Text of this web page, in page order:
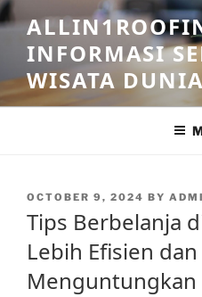
Skip
to
contentINFORMASI
WISATA
POSTED
ON
OCTOBER 9, 2024 BY
Tips Berbelanja
Lebih Efisien dan
Menguntungkan